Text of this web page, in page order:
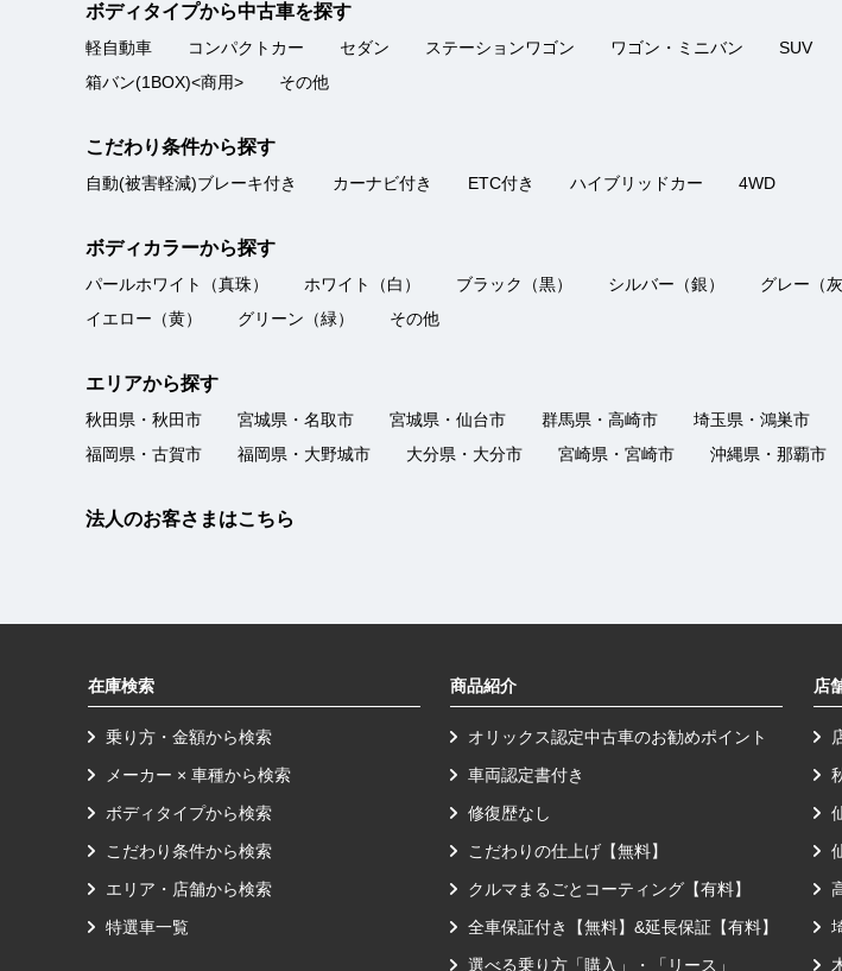
5点
総合評価
車を購入するにあたりそれまで使用していた車の廃車手続きを含めて
ボディタイプから中古車を探す
軽自動車 コンパクトカー セダン ステーションワゴン ワゴン・ミニバン SUV
箱バン(1BOX)<商用>
その他
こだわり条件から探す
自動(被害軽減)ブレーキ付き カーナビ付き ETC付き ハイブリッドカー 4WD
ボディカラーから探す
パールホワイト（真珠） ホワイト（白） ブラック（黒） シルバー（銀） グレー（灰
イエロー（黄）
グリーン（緑） その他
エリアから探す
秋田県・秋田市 宮城県・名取市 宮城県・仙台市 群馬県・高崎市 埼玉県・鴻巣市
福岡県・古賀市
福岡県・大野城市 大分県・大分市 宮崎県・宮崎市 沖縄県・那覇市
法人のお客さまはこちら
在庫検索
乗り方・金額から検索
メーカー × 車種から検索
ボディタイプから検索
こだわり条件から検索
エリア・店舗から検索
特選車一覧
商品紹介
オリックス認定中古車のお勧めポイント
車両認定書付き
修復歴なし
こだわりの仕上げ【無料】
クルマまるごとコーティング【有料】
全車保証付き【無料】&延長保証【有料】
選べる乗り方「購入」・「リース」
店